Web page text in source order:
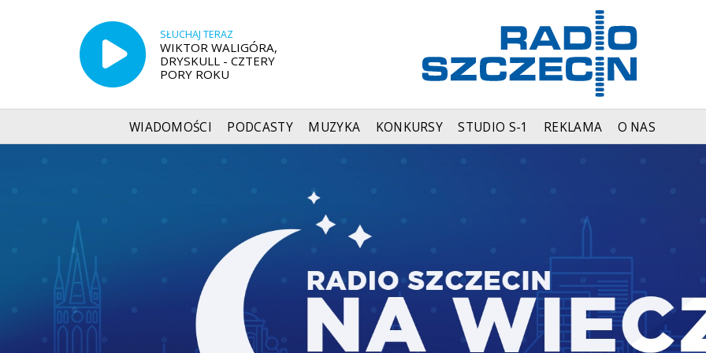
SŁUCHAJ TERAZ
WIKTOR WALIGÓRA,
DRYSKULL - CZTERY
PORY ROKU
WIADOMOŚCI PODCASTY MUZYKA KONKURSY STUDIO S-1 REKLAMA O NAS